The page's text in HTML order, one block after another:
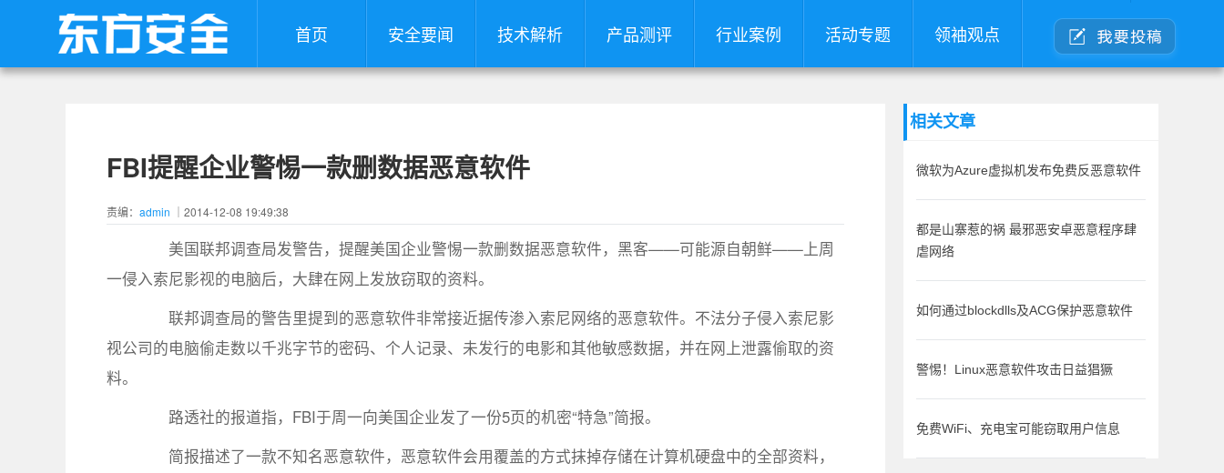
首页 安全要闻 技术解析 产品测评 行业案例 活动专题 领袖观点
FBI提醒企业警惕一款删数据恶意软件
责编： admin ｜2014-12-08 19:49:38
美国联邦调查局发警告，提醒美国企业警惕一款删数据恶意软件，黑客——可能源自朝鲜——上周
一侵入索尼影视的电脑后，大肆在网上发放窃取的资料。
联邦调查局的警告里提到的恶意软件非常接近据传渗入索尼网络的恶意软件。不法分子侵入索尼影
视公司的电脑偷走数以千兆字节的密码、个人记录、未发行的电影和其他敏感数据，并在网上泄露偷取的资
料。
路透社的报道指，FBI于周一向美国企业发了一份5页的机密“特急”简报。
简报描述了一款不知名恶意软件，恶意软件会用覆盖的方式抹掉存储在计算机硬盘中的全部资料，
相关文章
微软为Azure虚拟机发布免费反恶意软件
都是山寨惹的祸 最邪恶安卓恶意程序肆
虐网络
如何通过blockdlls及ACG保护恶意软件
警惕！Linux恶意软件攻击日益猖獗
免费WiFi、充电宝可能窃取用户信息